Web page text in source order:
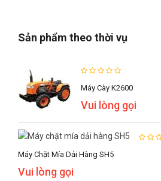
Sản phẩm theo thời vụ
Máy Cày K2600
Vui lòng gọi
Máy Chặt Mía Dải Hàng SH5
Vui lòng gọi